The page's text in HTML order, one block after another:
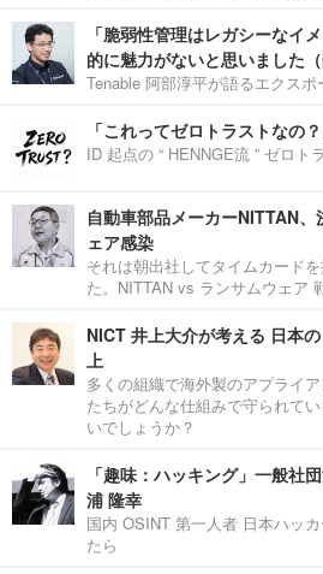
「脆弱性管理はレガシーなイ
的に魅力がないと思いました（
Tenable 阿部淳平が語るエクスポ
「これってゼロトラストなの
ID 起点の “ HENNGE流 ” ゼロト
自動車部品メーカーNITTAN
ェア感染
それは朝出社してタイムカード
た。NITTAN vs ランサムウェア
NICT 井上大介が考える 日本
上
多くの組織で海外製のアプライ
たちがどんな仕組みで守られて
いでしょうか？
「趣味：ハッキング」一般社
浦 隆幸
国内 OSINT 第一人者 日本ハッ
たら